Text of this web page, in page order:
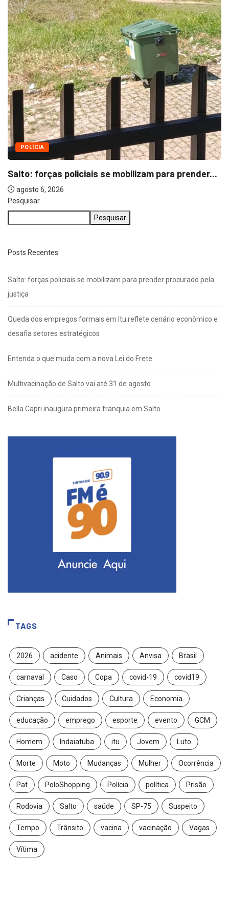
Pesquisar
Pesquisar
Posts Recentes
Salto: forças policiais se mobilizam para prender procurado pela
justiça
Queda dos empregos formais em Itu reflete cenário econômico e
desafia setores estratégicos
Entenda o que muda com a nova Lei do Frete
Multivacinação de Salto vai até 31 de agosto
Bella Capri inaugura primeira franquia em Salto
TAGS
2026 acidente Animais Anvisa Brasil
carnaval Caso Copa covid-19 covid19
Crianças Cuidados Cultura Economia
educação emprego esporte evento GCM
Homem Indaiatuba itu Jovem Luto
Morte Moto Mudanças Mulher Ocorrência
Pat PoloShopping Polícia política Prisão
Rodovia Salto saúde SP-75 Suspeito
Tempo Trânsito vacina vacinação Vagas
Vítima